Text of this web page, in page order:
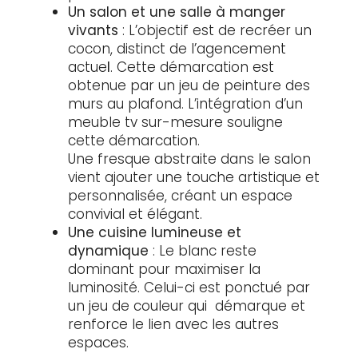
Un salon et une salle à manger
vivants : L’objectif est de recréer un
cocon, distinct de l’agencement
actuel. Cette démarcation est
obtenue par un jeu de peinture des
murs au plafond. L’intégration d’un
meuble tv sur-mesure souligne
cette démarcation.
Une fresque abstraite dans le salon
vient ajouter une touche artistique et
personnalisée, créant un espace
convivial et élégant.
Une cuisine lumineuse et
dynamique : Le blanc reste
dominant pour maximiser la
luminosité. Celui-ci est ponctué par
un jeu de couleur qui démarque et
renforce le lien avec les autres
espaces.